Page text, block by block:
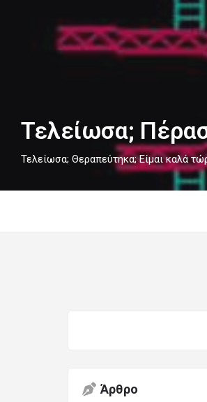
Τελείωσα;
Τελείωσα; Θεραπεύτηκα; Είμαι καλά
Άρθρο